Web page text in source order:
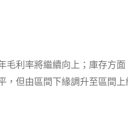
毛利率將繼續向上；庫存方面
但由區間下緣調升至區間上